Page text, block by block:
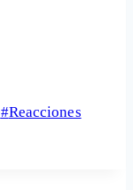
#Reacciones